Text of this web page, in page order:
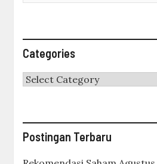
Categories
Categories
Postingan Terbaru